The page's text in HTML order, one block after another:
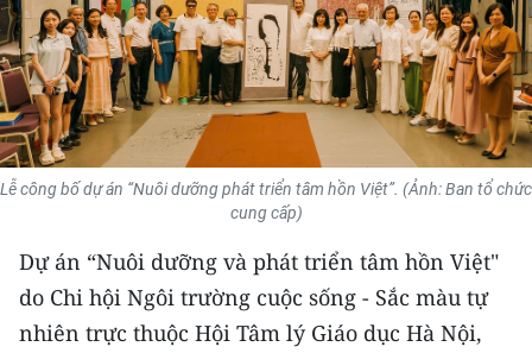
KHOA HỌC - CÔNG NGHỆ
MÔI TRƯỜNG
BẠN ĐỌC
KIỂM CHỨNG THÔNG TIN
TRI THỨC CHUYÊN SÂU
54 DÂN TỘC VIỆT NAM
Lễ công bố dự án “Nuôi dưỡng phát triển tâm hồn Việt”. (Ảnh: Ban tổ chức
cung cấp)
Dự án “Nuôi dưỡng và phát triển tâm hồn Việt"
do Chi hội Ngôi trường cuộc sống - Sắc màu tự
nhiên trực thuộc Hội Tâm lý Giáo dục Hà Nội,